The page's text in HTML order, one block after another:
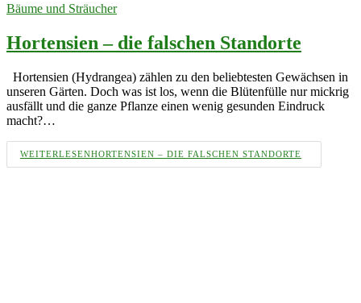
Bäume und Sträucher
Hortensien – die falschen Standorte
Hortensien (Hydrangea) zählen zu den beliebtesten Gewächsen in
unseren Gärten. Doch was ist los, wenn die Blütenfülle nur mickrig
ausfällt und die ganze Pflanze einen wenig gesunden Eindruck
macht?…
WEITERLESENHORTENSIEN – DIE FALSCHEN STANDORTE